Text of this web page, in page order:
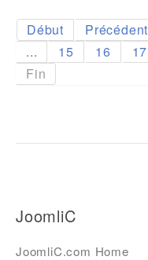
Début Précédent
...
15 16 17
Fin
JoomliC
JoomliC.com Home